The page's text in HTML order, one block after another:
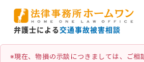
弁護士による交通事故被害相談
※現在、物損の示談につきましては、ご相